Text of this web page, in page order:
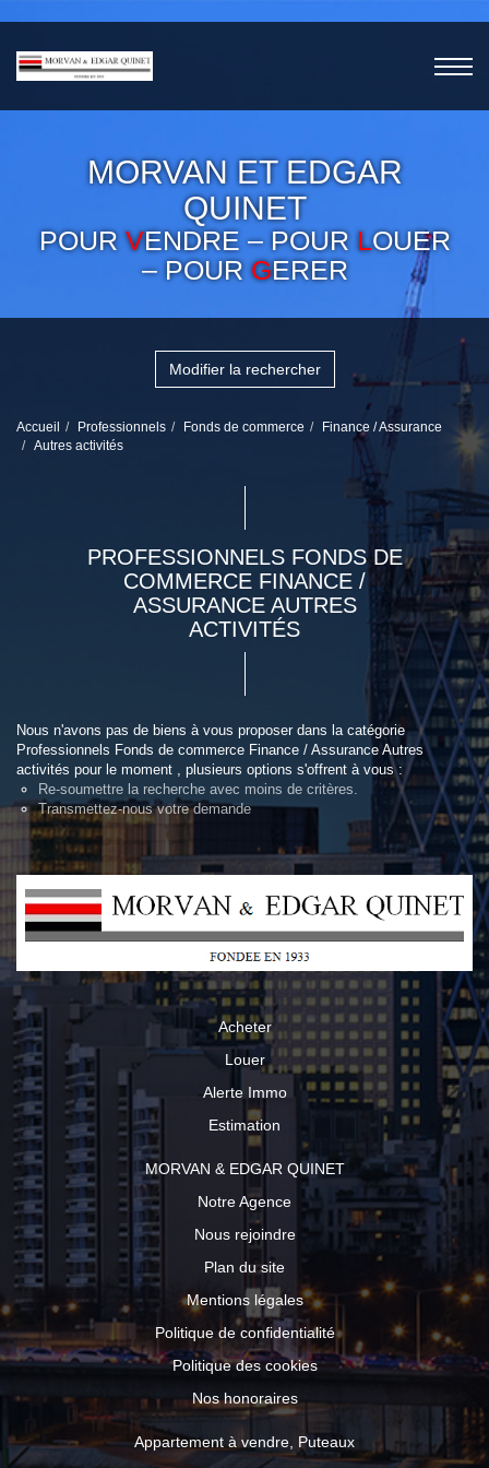
MORVAN ET EDGAR
QUINET
POURVENDRE – POUR LOUER
– POURGERER
Modifier la rechercher
Accueil Professionnels Fonds de commerce
Finance / Assurance
Autres activités
PROFESSIONNELS FONDS DE
COMMERCE FINANCE /
ASSURANCE AUTRES
ACTIVITÉS
Nous n'avons pas de biens à vous proposer dans la catégorie
Professionnels Fonds de commerce Finance / Assurance Autres
activités pour le moment , plusieurs options s'offrent à vous :
Re-soumettre la recherche avec moins de critères.
Transmettez-nous votre demande
Acheter
Louer
Alerte Immo
Estimation
MORVAN & EDGAR QUINET
Notre Agence
Nous rejoindre
Plan du site
Mentions légales
Politique de confidentialité
Politique des cookies
Nos honoraires
Appartement à vendre, Puteaux